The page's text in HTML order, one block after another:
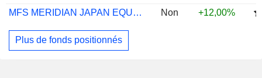
MFS MERIDIAN JAPAN EQUITY I1 USD
Non +12,00%
Plus de fonds positionnés